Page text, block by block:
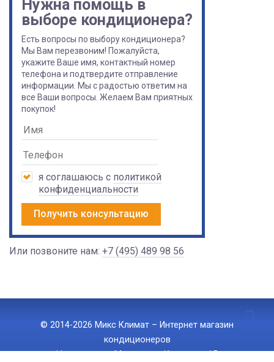
Нужна помощь в
выборе кондиционера?
Есть вопросы по выбору кондиционера?
Мы Вам перезвоним! Пожалуйста,
укажите Ваше имя, контактный номер
телефона и подтвердите отправление
информации. Мы с радостью ответим на
все Ваши вопросы. Желаем Вам приятных
покупок!
я соглашаюсь с политикой
конфиденциальности
Получить консультацию
Или позвоните нам: +7 (495) 489 98 56
© 2014-2026 Микс Климат – Интернет магазин
кондиционеров
Наш адрес: г. Москва, ул. Ижорская 15